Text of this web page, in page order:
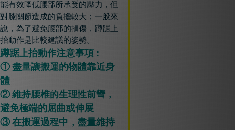
能有效降低腰部所承受的壓力，但
對膝關節造成的負擔較大；一般來
說，為了避免腰部的損傷，蹲踞上
抬動作是比較建議的姿勢。
蹲踞上抬動作注意事項 :
① 盡量讓搬運的物體靠近身
體
② 維持腰椎的生理性前彎，
避免極端的屈曲或伸展
③ 在搬運過程中，盡量維持